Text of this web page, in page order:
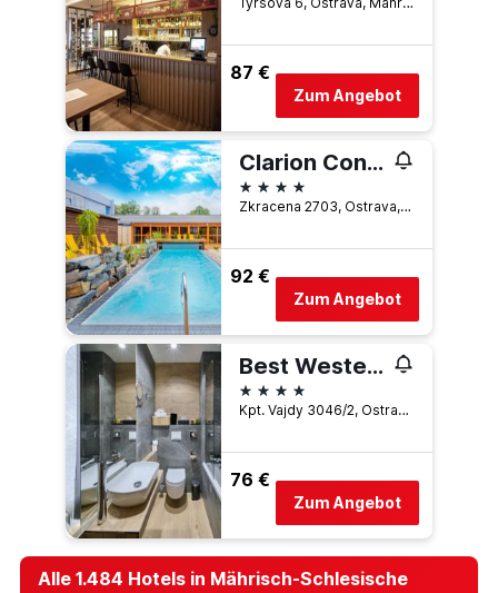
87 €
Zum Angebot
Clarion Congress Hotel Ostrava
4 Sterne
Zkracena 2703, Ostrava, Mährisch-Schlesische Region, Tschechien
92 €
Zum Angebot
Best Western Hotel Vista
4 Sterne
Kpt. Vajdy 3046/2, Ostrava, Mährisch-Schlesische Region, Tschechien
76 €
Zum Angebot
Alle 1.484 Hotels in Mährisch-Schlesische